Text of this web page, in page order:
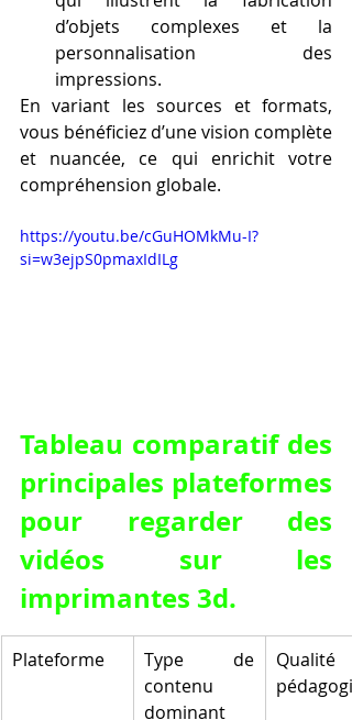
d’objets complexes et la
personnalisation des
impressions.
En variant les sources et formats,
vous bénéficiez d’une vision complète
et nuancée, ce qui enrichit votre
compréhension globale.
https://youtu.be/cGuHOMkMu-I?
si=w3ejpS0pmaxIdILg
Tableau comparatif des
principales plateformes
pour regarder des
vidéos sur les
imprimantes 3d.
Plateforme
Type de
contenu
dominant
Qualité